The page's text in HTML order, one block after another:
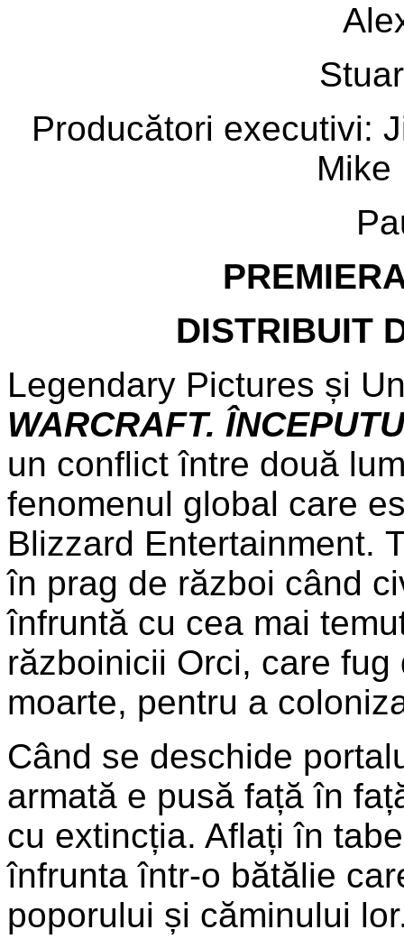
Producători executivi:
Mike
DISTRIBUIT
Legendary Pictures și
WARCRAFT.
un conflict între două
fenomenul global care
Blizzard Entertainment.
în prag de război când
înfruntă cu cea mai
războinicii Orci, care
moarte, pentru a
Când se deschide
armată e pusă față în
cu extincția. Aflați în
înfrunta într-o bătălie
poporului și căminului